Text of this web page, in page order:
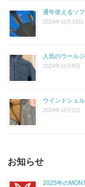
通年使えるソ
2024年10月10日
人気のウール
2024年10月8日
ウインドシェ
2024年10月2日
お知らせ
2025年の